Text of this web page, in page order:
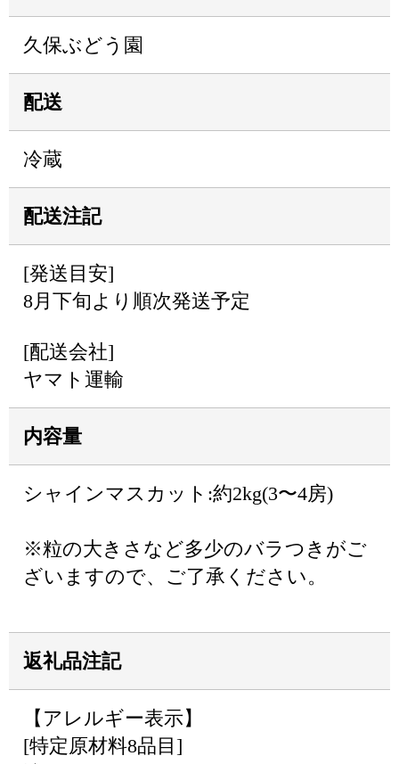
久保ぶどう園
配送
冷蔵
配送注記
[発送目安]
8月下旬より順次発送予定
[配送会社]
ヤマト運輸
内容量
シャインマスカット:約2kg(3〜4房)
※粒の大きさなど多少のバラつきがご
ざいますので、ご了承ください。
返礼品注記
【アレルギー表示】
[特定原材料8品目]